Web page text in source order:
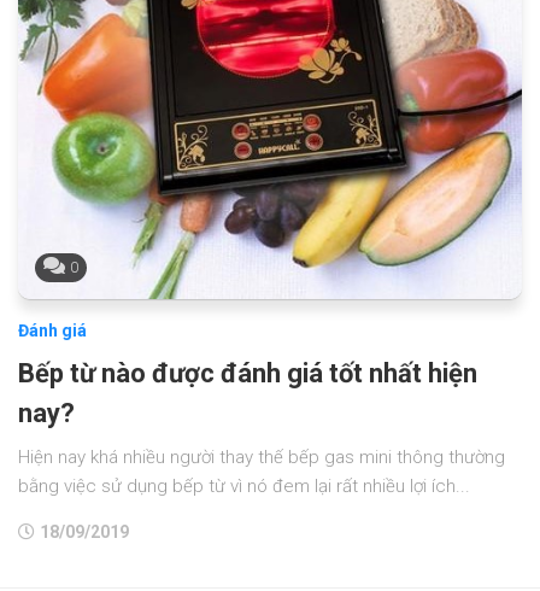
0
Đánh giá
Bếp từ nào được đánh giá tốt nhất hiện
nay?
Hiện nay khá nhiều người thay thế bếp gas mini thông thường
bằng việc sử dụng bếp từ vì nó đem lại rất nhiều lợi ích...
18/09/2019